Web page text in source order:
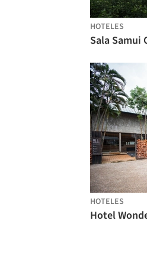
HOTELES
HOTELES
Hotel